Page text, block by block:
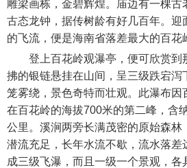
雕梁画栋，金碧辉煌。庙边有一棵古
古态龙钟，据传树龄有好几百年。迎
的飞流，便是海南省落差最大的百花
登上百花岭观瀑亭，便可欣赏到
拂的银链悬挂在山间，呈三级跌宕泻
笼雾绕，景色奇特而壮观。此瀑布因
在百花岭的海拔700米的第二峰，含
公里。溪涧两旁长满茂密的原始森林
潜流充足，长年水流不歇，流水落差
成三级飞瀑，而且一级一个景观，各